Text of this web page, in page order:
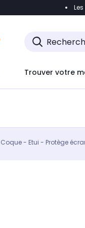
Accéder
Trouver votre
Coque - Etui - Protège